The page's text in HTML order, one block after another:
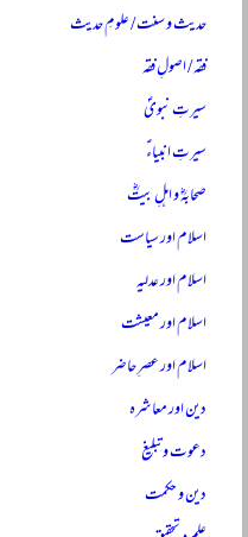
حدیث و سنت / علومِ حدیث
فقہ / اصولِ فقہ
سیرتِ نبویؐ
سیرتِ انبیاءؑ
صحابہؓ و اہلِ بیتؓ
اسلام اور سیاست
اسلام اور عدلیہ
اسلام اور معیشت
اسلام اور عصرِ حاضر
دین اور معاشرہ
دعوت و تبلیغ
دین و حکمت